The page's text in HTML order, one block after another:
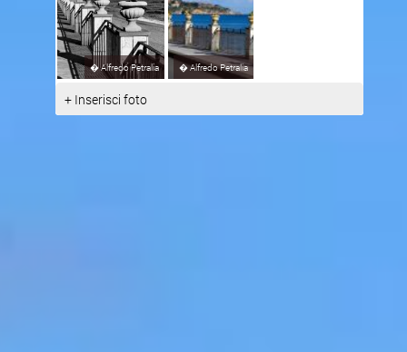
�Alfredo Petralia �Alfredo Petralia
+ Inserisci foto